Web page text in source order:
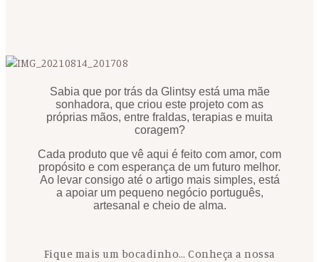
Sabia que por trás da Glintsy está uma mãe
sonhadora, que criou este projeto com as
próprias mãos, entre fraldas, terapias e muita
coragem?
Cada produto que vê aqui é feito com amor, com
propósito e com esperança de um futuro melhor.
Ao levar consigo até o artigo mais simples, está
a apoiar um pequeno negócio português,
artesanal e cheio de alma.
Fique mais um bocadinho… Conheça a nossa